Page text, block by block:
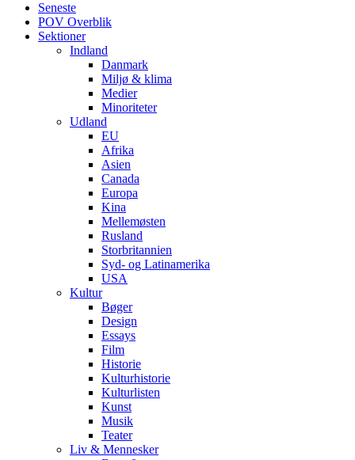
Seneste
POV Overblik
Sektioner
Indland
Danmark
Miljø & klima
Medier
Minoriteter
Udland
EU
Afrika
Asien
Canada
Europa
Kina
Mellemøsten
Rusland
Storbritannien
Syd- og Latinamerika
USA
Kultur
Bøger
Design
Essays
Film
Historie
Kulturhistorie
Kulturlisten
Kunst
Musik
Teater
Liv & Mennesker